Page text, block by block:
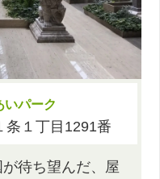
いパーク
条１丁目1291番
待ち望んだ、屋